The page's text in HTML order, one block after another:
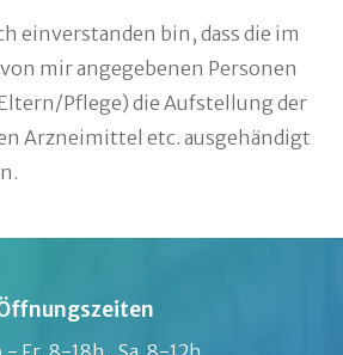
einverstanden bin, dass die im
mir angegebenen Personen
Pflege) die Aufstellung der
Arzneimittel etc. ausgehändigt